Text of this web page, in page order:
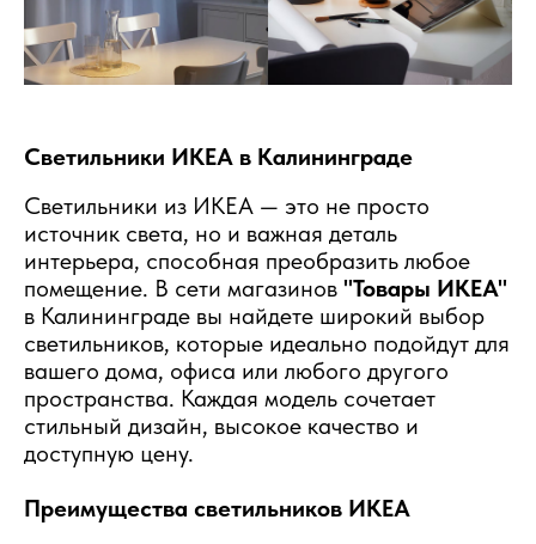
Светильники ИКЕА в Калининграде
Светильники из ИКЕА — это не просто
источник света, но и важная деталь
интерьера, способная преобразить любое
помещение. В сети магазинов "Товары ИКЕА"
в Калининграде вы найдете широкий выбор
светильников, которые идеально подойдут для
вашего дома, офиса или любого другого
пространства. Каждая модель сочетает
стильный дизайн, высокое качество и
доступную цену.
Преимущества светильников ИКЕА